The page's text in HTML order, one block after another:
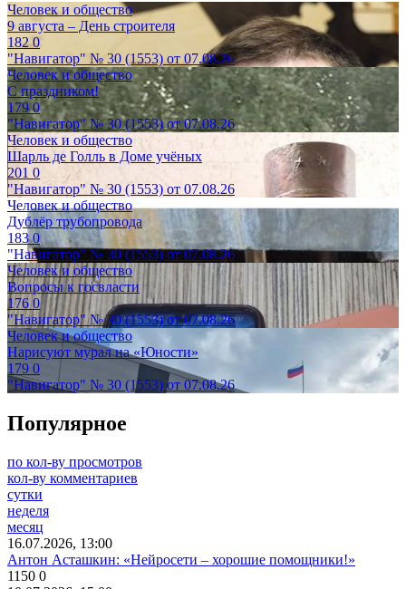
Человек и общество
9 августа – День строителя
1820
"Навигатор" № 30 (1553) от 07.08.26
Человек и общество
С праздником!
1790
"Навигатор" № 30 (1553) от 07.08.26
Человек и общество
Шарль де Голль в Доме учёных
201 0
"Навигатор" № 30 (1553) от 07.08.26
Человек и общество
Дублёр трубопровода
1830
"Навигатор" № 30 (1553) от 07.08.26
Человек и общество
Вопросы к госвласти
1760
"Навигатор" № 30 (1553) от 07.08.26
Человек и общество
Нарисуют мурал на «Юности»
179 0
"Навигатор" № 30 (1553) от 07.08.26
Популярное
по кол-ву просмотров
кол-ву комментариев
сутки
неделя
месяц
16.07.2026, 13:00
Антон Асташкин: «Нейросети – хорошие помощники!»
1150 0